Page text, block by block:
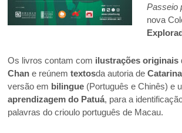
Passeio
nova
Os livros contam com ilustrações originais
Chan e reúnemtextosda autoria de
versão em bilingue (Português e Chinês) e
aprendizagem do Patuá, para a
palavras do crioulo português de Macau.